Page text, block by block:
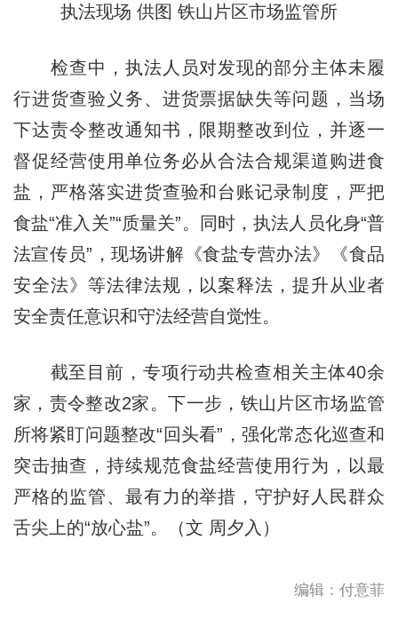
执法现场 供图 铁山片区市场监管所
检查中，执法人员对发现的部分主体未履
行进货查验义务、进货票据缺失等问题，当场
下达责令整改通知书，限期整改到位，并逐一
督促经营使用单位务必从合法合规渠道购进食
盐，严格落实进货查验和台账记录制度，严把
食盐“准入关”“质量关”。同时，执法人员化身“普
法宣传员”，现场讲解《食盐专营办法》《食品
安全法》等法律法规，以案释法，提升从业者
安全责任意识和守法经营自觉性。
截至目前，专项行动共检查相关主体40余
家，责令整改2家。下一步，铁山片区市场监管
所将紧盯问题整改“回头看”，强化常态化巡查和
突击抽查，持续规范食盐经营使用行为，以最
严格的监管、最有力的举措，守护好人民群众
舌尖上的“放心盐”。（文 周夕入）
编辑：付意菲